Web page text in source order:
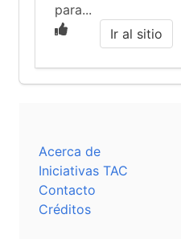
para...
Ir al sitio
Acerca de
Iniciativas TAC
Contacto
Créditos